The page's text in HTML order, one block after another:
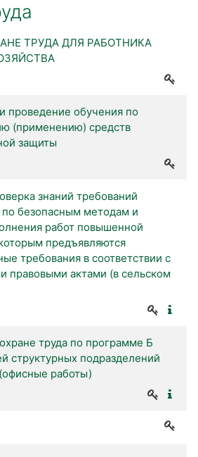
ТРУДА ДЛЯ РАБОТНИКА
проведение обучения по
(применению) средств
защиты
знаний требований
по безопасным методам и
работ повышенной
предъявляются
требования в соответствии с
правовыми актами (в сельском
труда по программе Б
структурных подразделений
работы)